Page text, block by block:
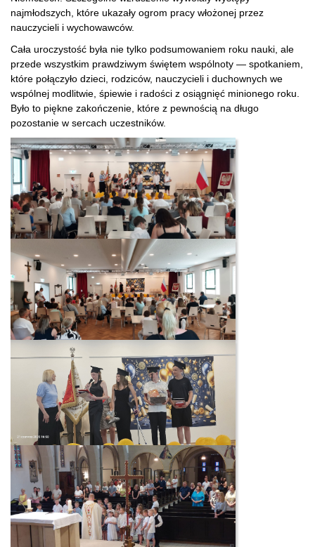
najmłodszych, które ukazały ogrom pracy włożonej przez
nauczycieli i wychowawców.
Cała uroczystość była nie tylko podsumowaniem roku nauki, ale
przede wszystkim prawdziwym świętem wspólnoty — spotkaniem,
które połączyło dzieci, rodziców, nauczycieli i duchownych we
wspólnej modlitwie, śpiewie i radości z osiągnięć minionego roku.
Było to piękne zakończenie, które z pewnością na długo
pozostanie w sercach uczestników.